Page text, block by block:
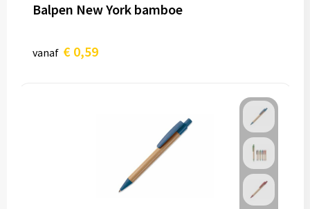
Balpen New York bamboe
vanaf € 0,59